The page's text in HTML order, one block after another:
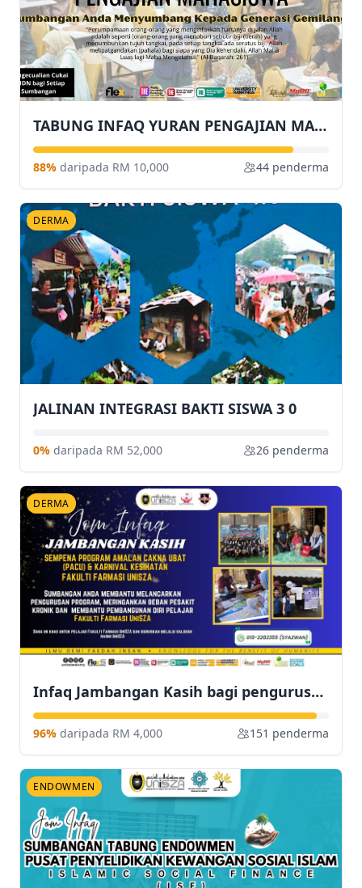
TABUNG INFAQ YURAN PENGAJIAN MAHASISWA FAKULTI UNDANG-UNDANG DAN HUBUNGAN ANTARABANGSA (FUHA), UniSZA
88% daripada RM 10,000 44 penderma
DERMA
JALINAN INTEGRASI BAKTI SISWA 3 0
0% daripada RM 52,000 26 penderma
DERMA
Infaq Jambangan Kasih bagi pengurusan program, pembangunan pelajar dan cenderahati pesakit kronik sempena Program Amalan Cakna Ubat (PACU)
96% daripada RM 4,000 151 penderma
ENDOWMEN